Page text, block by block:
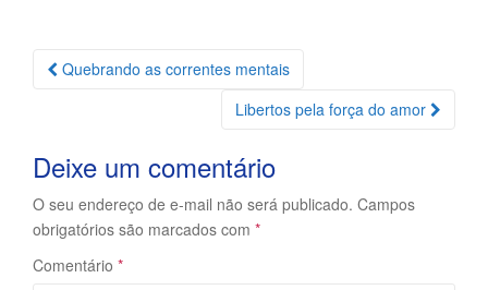
Navegação
Quebrando as correntes mentais
Libertos pela força do amor
Deixe um comentário
O seu endereço de e-mail não será publicado. Campos
obrigatórios são marcados com *
Comentário *